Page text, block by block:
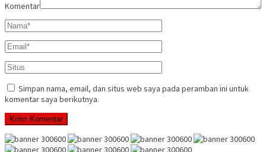
Komentar
Simpan nama, email, dan situs web saya pada peramban ini untuk
komentar saya berikutnya.